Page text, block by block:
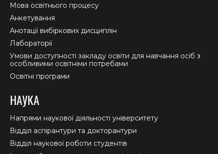
Мова освітнього процесу
Анкетування
Анотації вибіркових дисциплін
Лабораторії
Умови доступності закладу освіти для навчання осіб з
особливими освітніми потребами
Освітні програми
НАУКА
Напрями наукової діяльності університету
Відділ аспірантури та докторантури
Відділ наукової роботи студентів